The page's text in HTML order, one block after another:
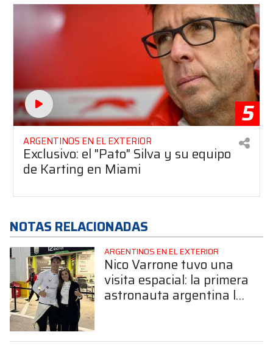
5
ARGENTINOS EN EL EXTERIOR
Exclusivo: el "Pato" Silva y su equipo
de Karting en Miami
NOTAS RELACIONADAS
ARGENTINOS EN EL EXTERIOR
Nico Varrone tuvo una
visita espacial: la primera
astronauta argentina lo